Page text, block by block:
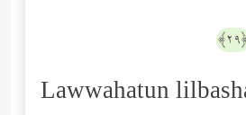
Lawwahatun